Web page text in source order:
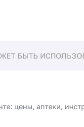
БЫТЬ
цены, аптеки,